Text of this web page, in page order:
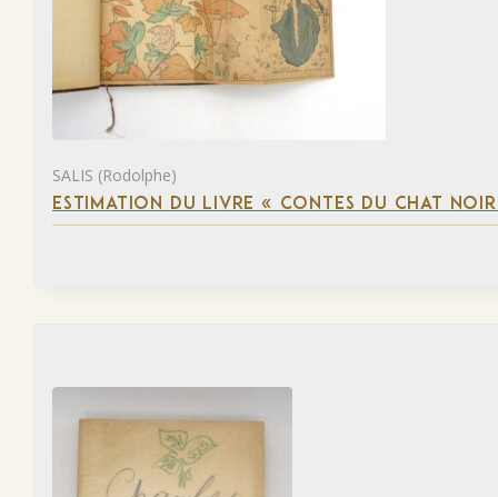
SALIS (Rodolphe)
ESTIMATION DU LIVRE « CONTES DU CHAT